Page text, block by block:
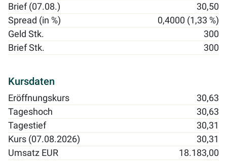
Brief (07.08.)
30,50
Spread (in %)
0,4000 (1,33 %)
Geld Stk.
300
Brief Stk.
300
Kursdaten
Eröffnungskurs
30,63
Tageshoch
30,63
Tagestief
30,31
Kurs (07.08.2026)
30,31
Umsatz EUR
18.183,00